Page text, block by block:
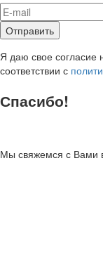
Я даю свое согласие
соответствии с
Спасибо!
Мы свяжемся с Вами